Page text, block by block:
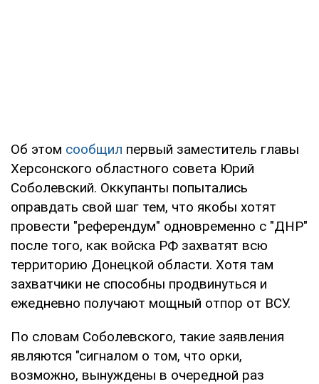
Об этом сообщил первый заместитель главы
Херсонского областного совета Юрий
Соболевский. Оккупанты попытались
оправдать свой шаг тем, что якобы хотят
провести "референдум" одновременно с "ДНР"
после того, как войска РФ захватят всю
территорию Донецкой области. Хотя там
захватчики не способны продвинуться и
ежедневно получают мощный отпор от ВСУ.
По словам Соболевского, такие заявления
являются "сигналом о том, что орки,
возможно, вынуждены в очередной раз